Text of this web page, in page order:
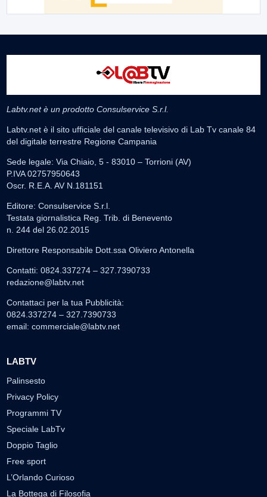
Labtv.net è un prodotto Consulservice S.r.l.
Labtv.net è il sito ufficiale del canale televisivo di Lab Tv canale 84
del digitale terrestre Regione Campania
Sede legale: Via Chiaio, 5 - 83010 – Torrioni (AV)
P.IVA 02757950643
Oscr. R.E.A. AV N.181151
Editore: Consulservice S.r.l.
Testata giornalistica Reg. Trib. di Benevento
n. 244 del 26.02.2015
Direttore Responsabile Dott.ssa Oliviero Antonella
Contatti: 0824.337274 – 327.7390733
redazione@labtv.net
Contattaci per la tua Pubblicità:
0824.337274 – 327.7390733
email: commerciale@labtv.net
LABTV
Palinsesto
Privacy Policy
Programmi TV
Speciale LabTv
Doppio Taglio
Free sport
L’Orlando Curioso
La Bottega di Filosofia